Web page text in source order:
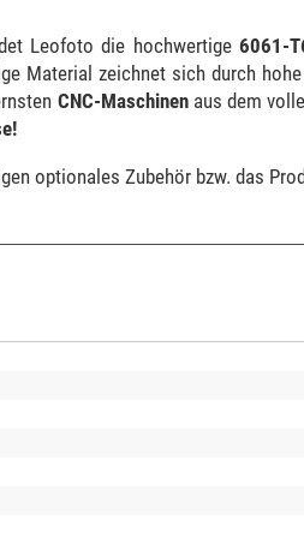
Leofoto die hochwertige6061-
Material zeichnet sich durch
CNC-Maschinenaus dem
optionales Zubehör bzw. das